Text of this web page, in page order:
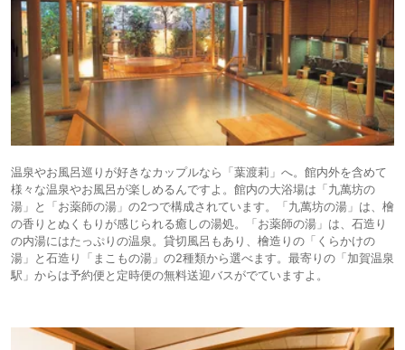
温泉やお風呂巡りが好きなカップルなら「葉渡莉」へ。館内外を含めて
様々な温泉やお風呂が楽しめるんですよ。館内の大浴場は「九萬坊の
湯」と「お薬師の湯」の2つで構成されています。「九萬坊の湯」は、檜
の香りとぬくもりが感じられる癒しの湯処。「お薬師の湯」は、石造り
の内湯にはたっぷりの温泉。貸切風呂もあり、檜造りの「くらかけの
湯」と石造り「まこもの湯」の2種類から選べます。最寄りの「加賀温泉
駅」からは予約便と定時便の無料送迎バスがでていますよ。